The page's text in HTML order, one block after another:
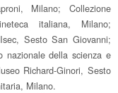
Milano; Collezione
italiana, Milano;
Sesto San Giovanni;
nazionale della scienza e
Richard-Ginori, Sesto
Milano.